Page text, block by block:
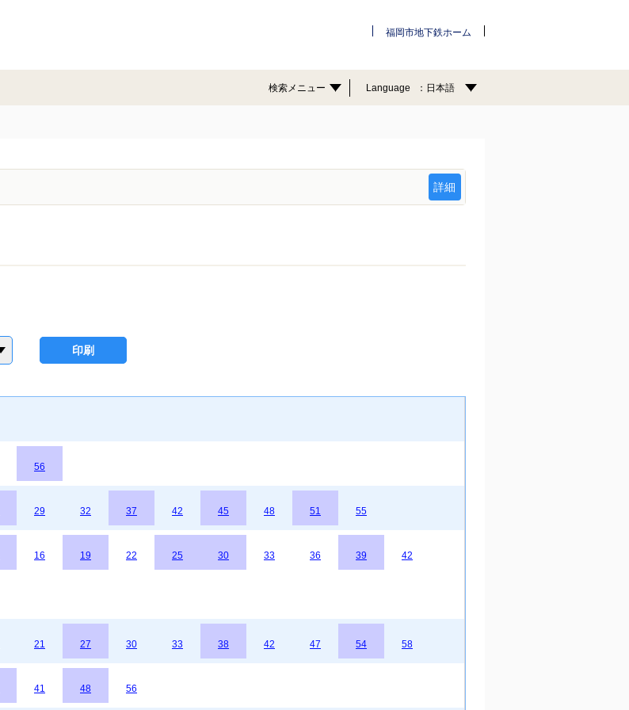
福岡市地下鉄ホーム
検索メニュー Language 日本語
詳細
印刷
56
29 32 37 42 45 48 51 55
16 19 22 25 30 33 36 39 42
21 27 30 33 38 42 47 54 58
41 48 56